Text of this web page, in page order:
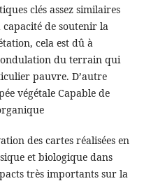
clés assez similaires
de soutenir la
cela est dû à
du terrain qui
pauvre. D’autre
végétale Capable de
des cartes réalisées en
et biologique dans
très importants sur la